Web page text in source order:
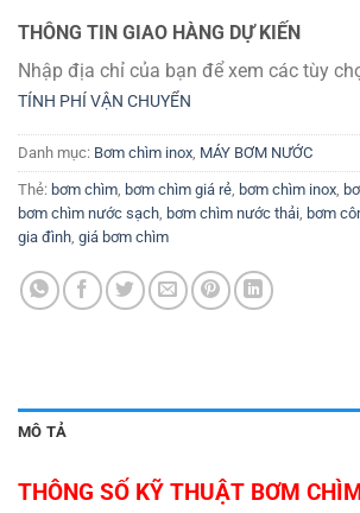
THÔNG TIN GIAO HÀNG DỰ KIẾN
Nhập địa chỉ của bạn để xem các tùy
TÍNH PHÍ VẬN CHUYỂN
Danh mục: Bơm chìm inox, MÁY BƠM NƯỚC
Thẻ: bơm chìm, bơm chìm giá rẻ, bơm chìm inox,
bơm chìm nước sạch, bơm chìm nước thải, bơm
gia đình, giá bơm chìm
MÔ TẢ
THÔNG SỐ KỸ THUẬT BƠM